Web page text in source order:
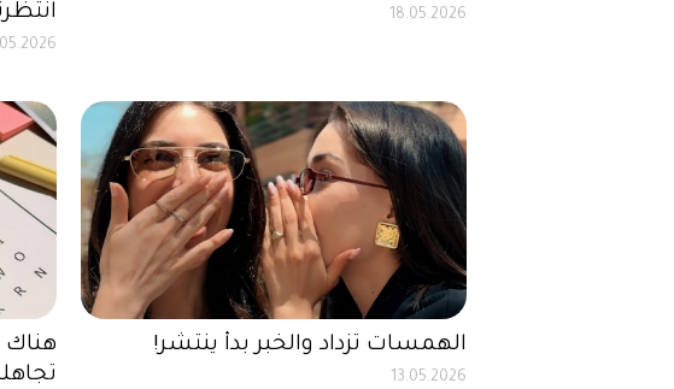
18.05.2026
الهمسات تزداد والخبر بدأ ينتشر!
13.05.2026
هناك